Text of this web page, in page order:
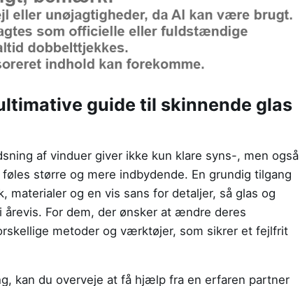
guide til skinnende glas
af vinduer giver ikke kun klare syns-, men også
større og mere indbydende. En grundig tilgang
materialer og en vis sans for detaljer, så glas og
For dem, der ønsker at ændre deres
metoder og værktøjer, som sikrer et fejlfrit
kan du overveje at få hjælp fra en erfaren partner